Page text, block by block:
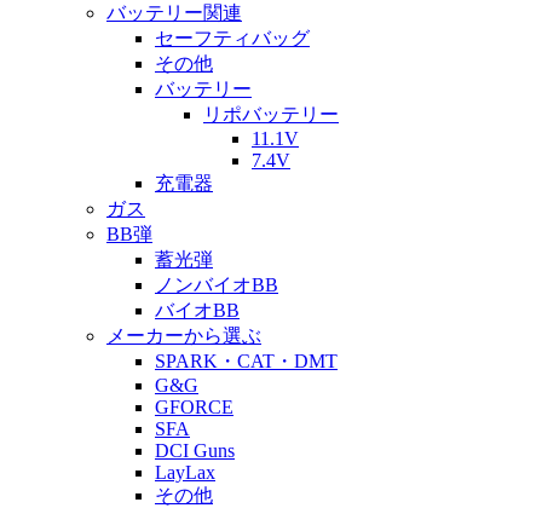
バッテリー関連
セーフティバッグ
その他
バッテリー
リポバッテリー
11.1V
7.4V
充電器
ガス
BB弾
蓄光弾
ノンバイオBB
バイオBB
メーカーから選ぶ
SPARK・CAT・DMT
G&G
GFORCE
SFA
DCI Guns
LayLax
その他